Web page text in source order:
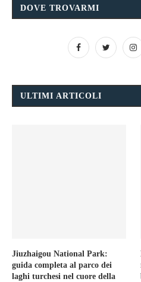
DOVE TROVARMI
ULTIMI ARTICOLI
Jiuzhaigou National Park:
guida completa al parco dei
laghi turchesi nel cuore della